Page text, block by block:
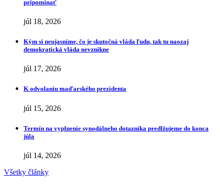
pripomínať
júl 18, 2026
Kým si neujasníme, čo je skutočná vláda ľudu, tak tu naozaj
demokratická vláda nevznikne
júl 17, 2026
K odvolaniu maďarského prezidenta
júl 15, 2026
Termín na vyplnenie synodálneho dotazníka predlžujeme do konca
júla
júl 14, 2026
Všetky články